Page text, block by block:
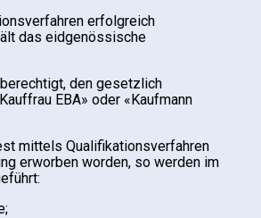
erfolgreich
das eidgenössische
den gesetzlich
EBA» oder «Kaufmann
mittels Qualifikationsverfahren
erworben worden, so werden im